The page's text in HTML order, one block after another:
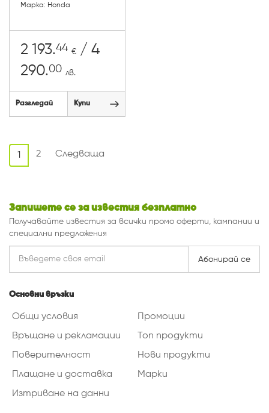
Марка: Honda
2 193.44 € / 4
290.00 лв.
Разгледай Купи
1 2 Следваща
Запишете се за известия безплатно
Получавайте известия за всички промо оферти, кампании и
специални предложения
Абонирай се
Основни връзки
Общи условия
Връщане и рекламации
Поверителност
Плащане и доставка
Изтриване на данни
Промоции
Топ продукти
Нови продукти
Марки